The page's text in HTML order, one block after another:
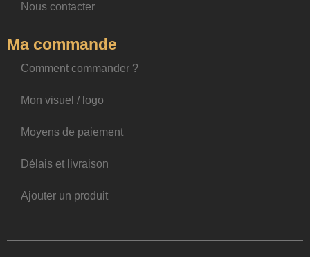
Nous contacter
Ma commande
Comment commander ?
Mon visuel / logo
Moyens de paiement
Délais et livraison
Ajouter un produit